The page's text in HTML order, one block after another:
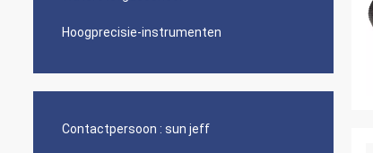
Hoogprecisie-instrumenten
Contactpersoon : sun jeff